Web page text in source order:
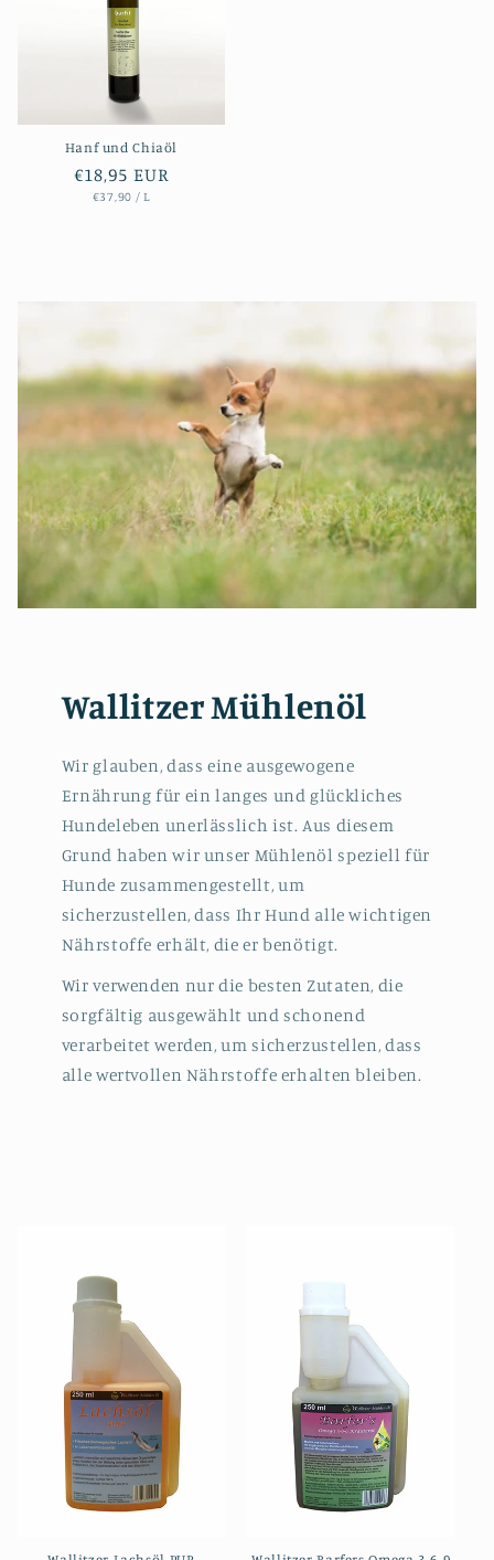
Hanf und Chiaöl
Normaler
Preis
€18,95 EUR
STÜCKPREIS
€37,90 / PRO
L
Wallitzer Mühlenöl
Wir glauben, dass eine ausgewogene
Ernährung für ein langes und glückliches
Hundeleben unerlässlich ist. Aus diesem
Grund haben wir unser Mühlenöl speziell für
Hunde zusammengestellt, um
sicherzustellen, dass Ihr Hund alle wichtigen
Nährstoffe erhält, die er benötigt.
Wir verwenden nur die besten Zutaten, die
sorgfältig ausgewählt und schonend
verarbeitet werden, um sicherzustellen, dass
alle wertvollen Nährstoffe erhalten bleiben.